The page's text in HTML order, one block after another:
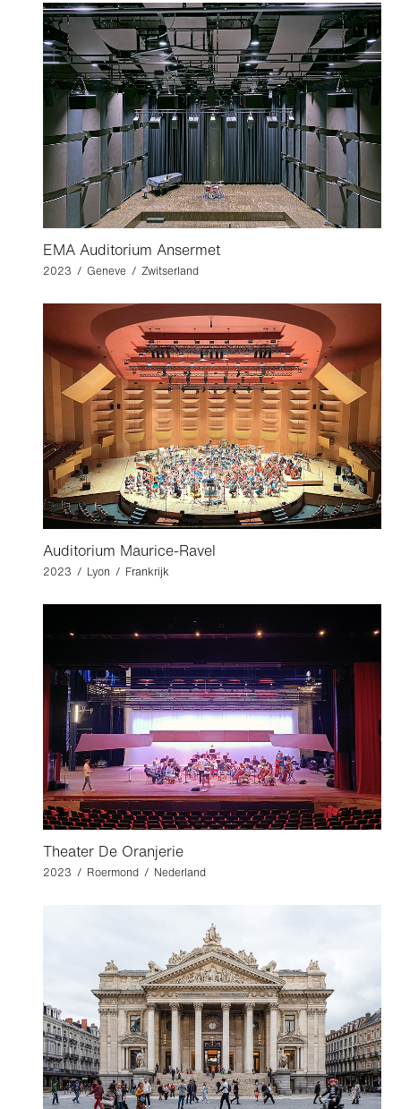
EMA Auditorium Ansermet
2023 / Geneve / Zwitserland
Auditorium Maurice-Ravel
2023 / Lyon / Frankrijk
Theater De Oranjerie
2023 / Roermond / Nederland